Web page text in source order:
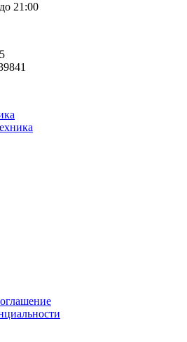
21:00